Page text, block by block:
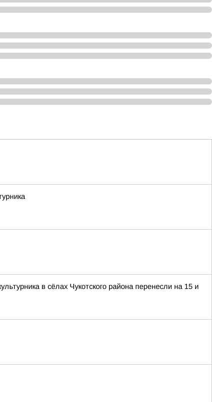
в сёлах Чукотского района перенесли на 15 и